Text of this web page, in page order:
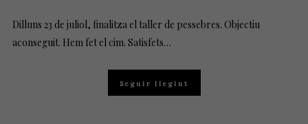
Dilluns 23 de juliol, finalitza el taller de pessebres. Objectiu
aconseguit. Hem fet el cim. Satisfets…
Seguir llegint